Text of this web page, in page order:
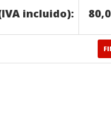
incluido):